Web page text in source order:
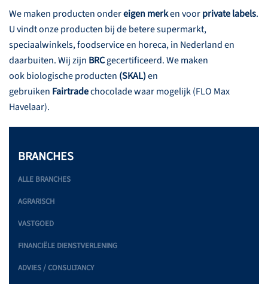
We maken producten ondereigen merken voorprivate labels.
U vindt onze producten bij de betere supermarkt,
speciaalwinkels, foodservice en horeca, in Nederland en
daarbuiten. Wij zijn BRCgecertificeerd. We maken
ook biologische producten (SKAL)en
gebruiken Fairtradechocolade waar mogelijk (FLO Max
Havelaar).
BRANCHES
ALLE BRANCHES
AGRARISCH
VASTGOED
FINANCIËLE DIENSTVERLENING
ADVIES / CONSULTANCY